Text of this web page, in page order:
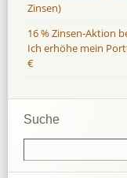
Zinsen)
16 % Zinsen-Aktion
Ich erhöhe mein
€
Suche